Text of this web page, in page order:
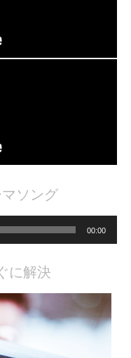
マソング
00:00
に解決